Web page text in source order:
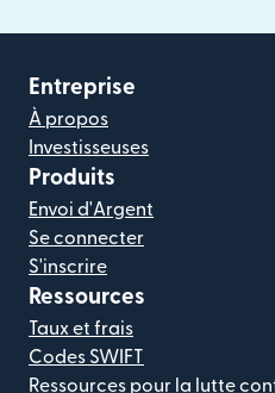
Entreprise
À propos
Investisseuses
Produits
Envoi d'Argent
Se connecter
S'inscrire
Ressources
Taux et frais
Codes SWIFT
Ressources pour la lutte